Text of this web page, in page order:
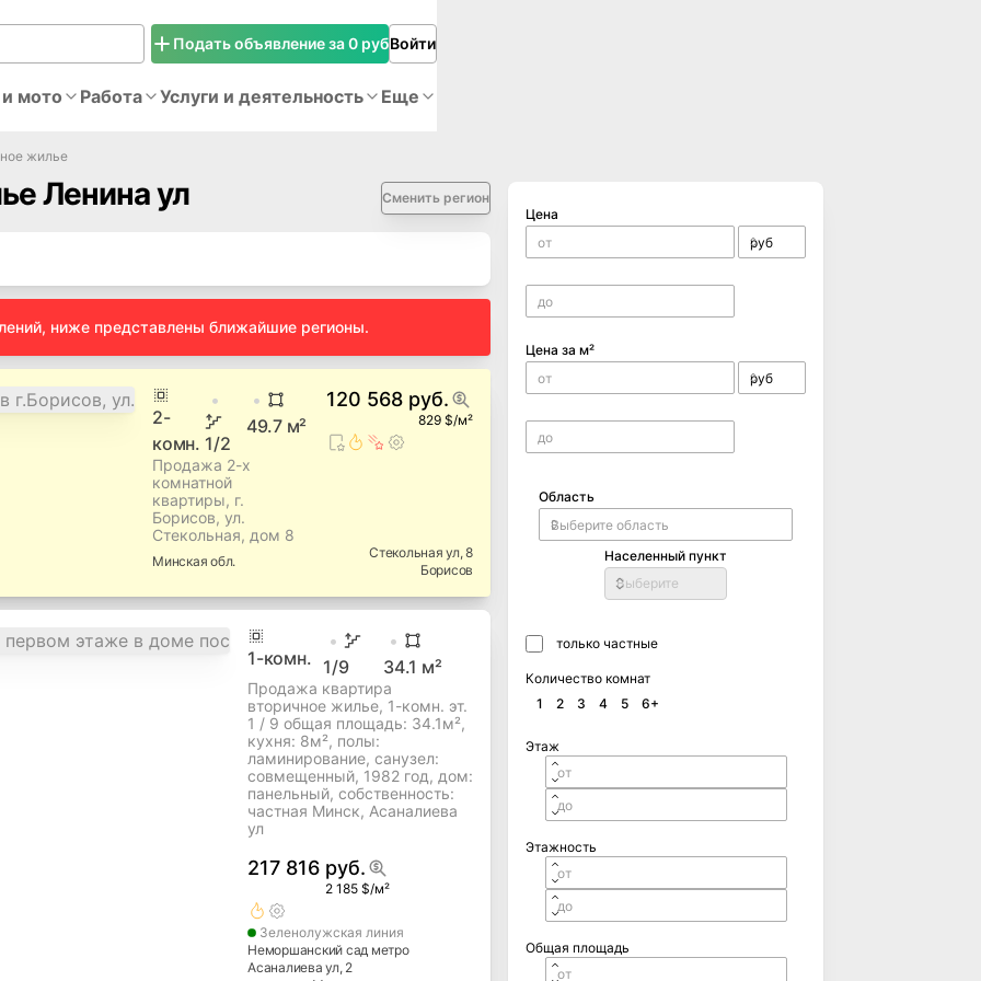
Подать объявление за 0 рубВойти
мото Работа Услуги и деятельность Еще
жилье
Ленина ул Сменить регион
ниже представлены ближайшие регионы.
2-
комн. 1/2
49.7м²
Продажа 2-х
комнатной
квартиры, г.
Борисов, ул.
Стекольная, дом 8
120 568 руб.
829 $/м²
Минская обл.
Стекольная ул, 8
Борисов
1-комн. 1/9 34.1 м²
Продажа квартира
вторичное жилье, 1-комн. эт.
1 / 9 общая площадь: 34.1м²,
кухня: 8м², полы:
ламинирование, cанузел:
совмещенный, 1982 год, дом:
панельный, собственность:
частная Минск, Асаналиева
ул
217 816 руб.
2 185 $/м²
Зеленолужская линия
Неморшанский сад метро
Асаналиева ул, 2
Цена
Цена за м²
Область
Населенный пункт
Выберите
только частные
Количество комнат
1
2 3 4 5 6+
Этаж
Этажность
Общая площадь